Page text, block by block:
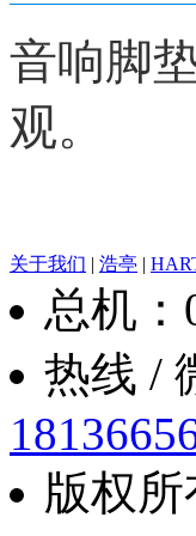
音响脚
观。
关于我们 | 浩亭 |
总机：
热线 /
版权所